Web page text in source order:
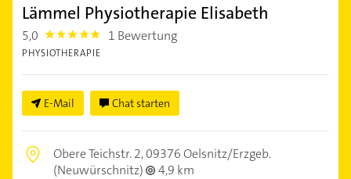
Lämmel Physiotherapie Elisabeth
5,0 5.0 1 Bewertung
PHYSIOTHERAPIE
E-Mail Chat starten
Obere Teichstr. 2,09376 Oelsnitz/Erzgeb.
(Neuwürschnitz)
4,9 km